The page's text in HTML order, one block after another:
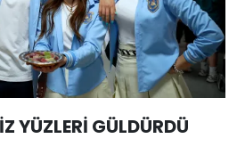
YÜZLERİ GÜLDÜRDÜ